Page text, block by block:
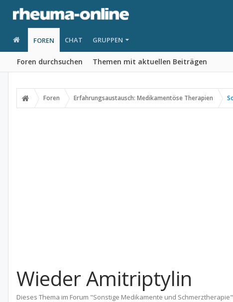
FOREN
Foren durchsuchen Themen mit aktuellen Beiträgen
CHAT GRUPPEN
Foren Erfahrungsaustausch: Medikamentöse Therapien
Wieder Amitriptylin
Dieses Thema im Forum "Sonstige Medikamente und Schmerztherapie